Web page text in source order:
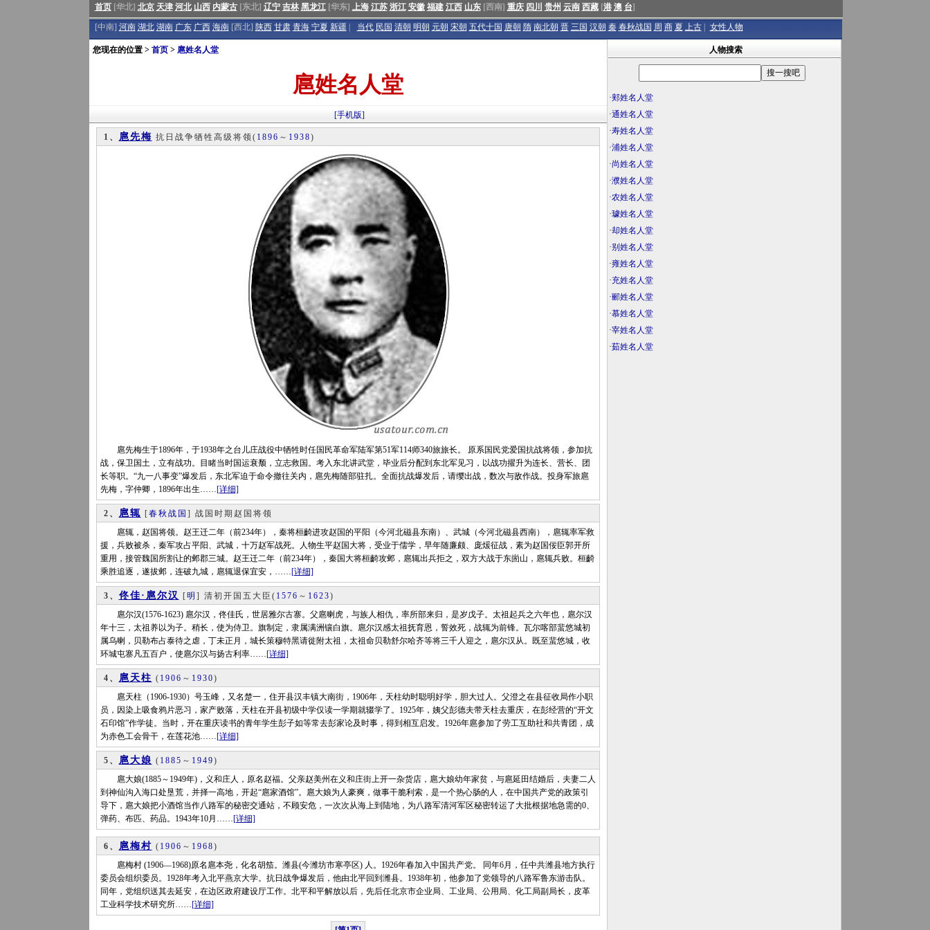
首页[华北] 北京 天津 河北 山西 内蒙古[东北] 辽宁 吉林 黑龙江[华东] 上海 江苏 浙江 安徽 福建 江西 山东[西南] 重庆 四川 贵州 云南 西藏[港 澳 台]
[中南] 河南 湖北 湖南 广东 广西 海南[西北] 陕西 甘肃 青海 宁夏 新疆 当代 民国 清朝 明朝 元朝 宋朝 五代十国 唐朝 隋 南北朝 晋 三国 汉朝 秦 春秋战国 周 商 夏 上古 女性人物
您现在的位置 > 首页> 扈姓名人堂
扈姓名人堂
[手机版]
1、 扈先梅 抗日战争牺牲高级将领( 1896 ～ 1938)
扈先梅生于1896年，于1938年之台儿庄战役中牺牲时任国民革命军陆军第51军114师340旅旅长。 原系国民党爱国抗战将领，参加抗
战，保卫国土，立有战功。目睹当时国运衰颓，立志救国。考入东北讲武堂，毕业后分配到东北军见习，以战功擢升为连长、营长、团
长等职。“九一八事变”爆发后，东北军迫于命令撤往关内，扈先梅随部驻扎。全面抗战爆发后，请缨出战，数次与敌作战。投身军旅扈
先梅，字仲卿，1896年出生……[详细]
2、 扈辄 [春秋战国 ] 战国时期赵国将领
扈辄，赵国将领。赵王迁二年（前234年），秦将桓齮进攻赵国的平阳（今河北磁县东南）、武城（今河北磁县西南），扈辄率军救
援，兵败被杀，秦军攻占平阳、武城，十万赵军战死。人物生平赵国大将，受业于儒学，早年随廉颇、庞煖征战，素为赵国佞臣郭开所
重用，接管魏国所割让的邺郡三城。赵王迁二年（前234年），秦国大将桓齮攻邺，扈辄出兵拒之，双方大战于东崮山，扈辄兵败。桓齮
乘胜追逐，遂拔邺，连破九城，扈辄退保宜安，……[详细]
3、 佟佳·扈尔汉 [明 ] 清初开国五大臣 ( 1576 ～ 1623)
扈尔汉(1576-1623) 扈尔汉，佟佳氏，世居雅尔古寨。父扈喇虎，与族人相仇，率所部来归，是岁戊子。太祖起兵之六年也，扈尔汉
年十三，太祖养以为子。稍长，使为侍卫。旗制定，隶属满洲镶白旗。扈尔汉感太祖抚育恩，誓效死，战辄为前锋。瓦尔喀部蜚悠城初
属乌喇，贝勒布占泰待之虐，丁未正月，城长策穆特黑请徙附太祖，太祖命贝勒舒尔哈齐等将三千人迎之，扈尔汉从。既至蜚悠城，收
环城屯寨凡五百户，使扈尔汉与扬古利率……[详细]
4、 扈天柱 ( 1906 ～ 1930)
扈天柱（1906-1930）号玉峰，又名楚一，住开县汉丰镇大南街，1906年，天柱幼时聪明好学，胆大过人。父澄之在县征收局作小职
员，因染上吸食鸦片恶习，家产败落，天柱在开县初级中学仅读一学期就辍学了。1925年，姨父彭德夫带天柱去重庆，在彭经营的“开文
石印馆”作学徒。当时，开在重庆读书的青年学生彭子如等常去彭家论及时事，得到相互启发。1926年扈参加了劳工互助社和共青团，成
为赤色工会骨干，在莲花池……[详细]
5、 扈大娘 ( 1885 ～ 1949)
扈大娘(1885～1949年)，义和庄人，原名赵福。父亲赵美州在义和庄街上开一杂货店，扈大娘幼年家贫，与扈延田结婚后，夫妻二人
到神仙沟入海口处垦荒，并择一高地，开起“扈家酒馆”。扈大娘为人豪爽，做事干脆利索，是一个热心肠的人，在中国共产党的政策引
导下，扈大娘把小酒馆当作八路军的秘密交通站，不顾安危，一次次从海上到陆地，为八路军清河军区秘密转运了大批根据地急需的0、
弹药、布匹、药品。1943年10月……[详细]
6、 扈梅村 ( 1906 ～ 1968)
扈梅村 (1906—1968)原名扈本尧，化名胡笳。潍县(今潍坊市寒亭区) 人。1926年春加入中国共产党。 同年6月，任中共潍县地方执行
委员会组织委员。1928年考入北平燕京大学。抗日战争爆发后，他由北平回到潍县。1938年初，他参加了党领导的八路军鲁东游击队。
同年，党组织送其去延安，在边区政府建设厅工作。北平和平解放以后，先后任北京市企业局、工业局、公用局、化工局副局长，皮革
工业科学技术研究所……[详细]
人物搜索
·郏姓名人堂
·通姓名人堂
·寿姓名人堂
·浦姓名人堂
·尚姓名人堂
·濮姓名人堂
·农姓名人堂
·璩姓名人堂
·却姓名人堂
·别姓名人堂
·雍姓名人堂
·充姓名人堂
·郦姓名人堂
·慕姓名人堂
·宰姓名人堂
·茹姓名人堂